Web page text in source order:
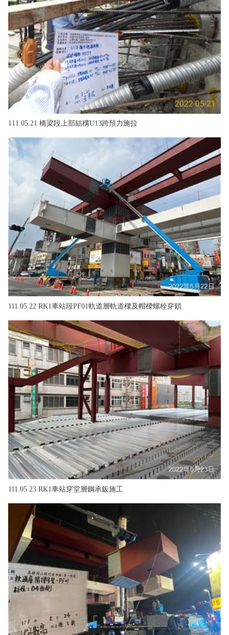
111.05.21 橋梁段上部結構U13跨預力施拉
111.05.22 RK1車站段PF01軌道層軌道樑及帽樑螺栓穿鎖
111.05.23 RK1車站穿堂層鋼承鈑施工